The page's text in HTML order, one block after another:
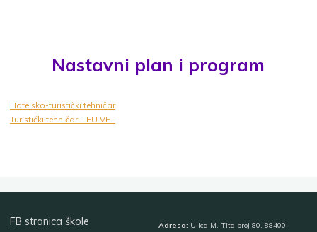
Nastavni plan i program
Hotelsko-turistički tehničar
Turistički tehničar – EU VET
FB stranica škole Adresa: Ulica M. Tita broj 80, 88400